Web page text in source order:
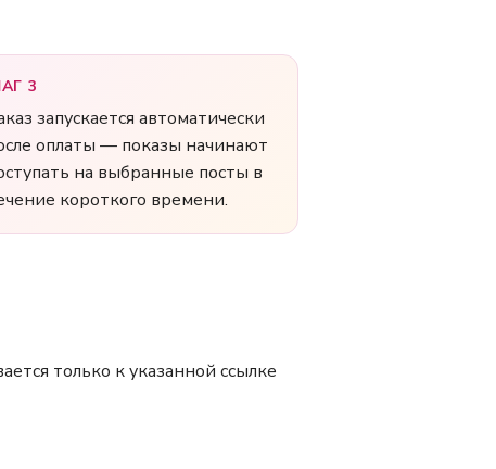
3
запускается автоматически
оплаты — показы начинают
на выбранные посты в
короткого времени.
только к указанной ссылке